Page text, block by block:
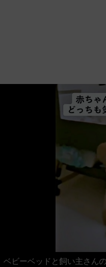
ベビーベッドと飼い主さん